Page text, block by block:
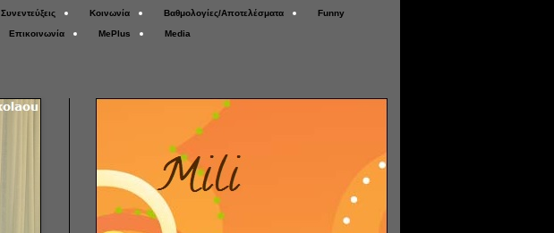
Συνεντεύξεις Κοινωνία Βαθμολογίες/Αποτελέσματα Funny
Επικοινωνία MePlus Media